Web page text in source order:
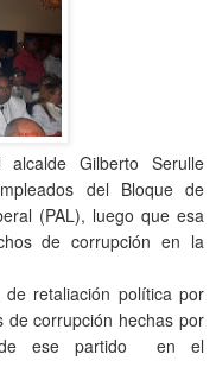
alcalde Gilberto Serulle
del Bloque de
(PAL), luego que esa
de corrupción en la
retaliación política por
de corrupción hechas por
de ese partido en el